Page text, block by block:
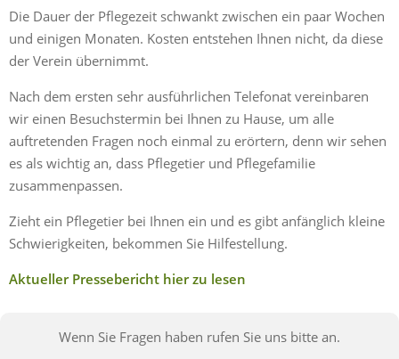
Die Dauer der Pflegezeit schwankt zwischen ein paar Wochen
und einigen Monaten. Kosten entstehen Ihnen nicht, da diese
der Verein übernimmt.
Nach dem ersten sehr ausführlichen Telefonat vereinbaren
wir einen Besuchstermin bei Ihnen zu Hause, um alle
auftretenden Fragen noch einmal zu erörtern, denn wir sehen
es als wichtig an, dass Pflegetier und Pflegefamilie
zusammenpassen.
Zieht ein Pflegetier bei Ihnen ein und es gibt anfänglich kleine
Schwierigkeiten, bekommen Sie Hilfestellung.
Aktueller Pressebericht hier zu lesen
Wenn Sie Fragen haben rufen Sie uns bitte an.